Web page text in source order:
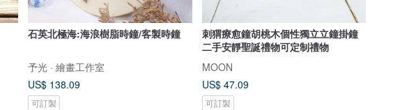
石英北極海:海浪樹脂時鐘/客製時鐘
予光 · 繪畫工作室
US$ 138.09
可訂製
刺猬療愈鐘胡桃木個性獨立立鐘掛鐘
二手安靜聖誕禮物可定制禮物
MOON
US$ 47.09
可訂製